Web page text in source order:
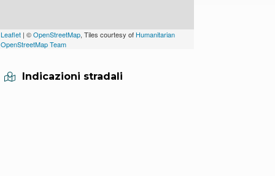
Leaflet | ©OpenStreetMap, Tiles courtesy of Humanitarian
OpenStreetMap Team
Indicazioni stradali